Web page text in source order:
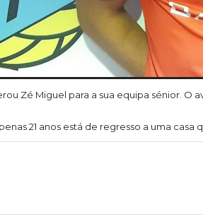
Zé Miguel para a sua equipa sénior. O
21 anos está de regresso a uma